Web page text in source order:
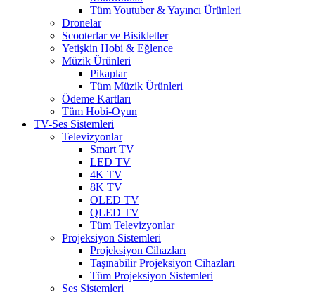
Tüm Youtuber & Yayıncı Ürünleri
Dronelar
Scooterlar ve Bisikletler
Yetişkin Hobi & Eğlence
Müzik Ürünleri
Pikaplar
Tüm Müzik Ürünleri
Ödeme Kartları
Tüm Hobi-Oyun
TV-Ses Sistemleri
Televizyonlar
Smart TV
LED TV
4K TV
8K TV
OLED TV
QLED TV
Tüm Televizyonlar
Projeksiyon Sistemleri
Projeksiyon Cihazları
Taşınabilir Projeksiyon Cihazları
Tüm Projeksiyon Sistemleri
Ses Sistemleri